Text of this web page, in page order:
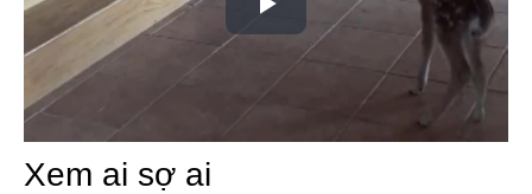
Play
Xem ai sợ ai